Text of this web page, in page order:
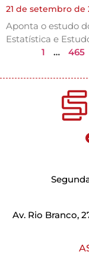
21 de setembro de
Aponta o estudo
Estatística e
1
… 465
Av. Rio Branco,